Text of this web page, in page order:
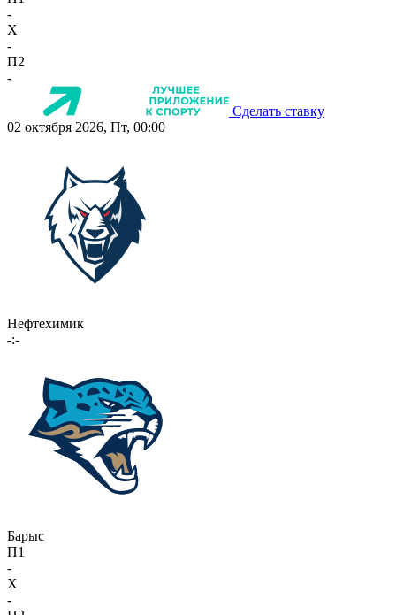
-
X
-
П2
-
Сделать ставку
02 октября 2026, Пт, 00:00
Нефтехимик
-:-
Барыс
П1
-
X
-